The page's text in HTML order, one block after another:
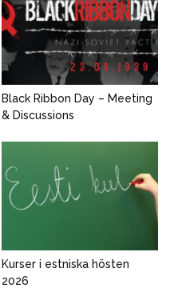
Black Ribbon Day – Meeting
& Discussions
Kurser i estniska hösten
2026